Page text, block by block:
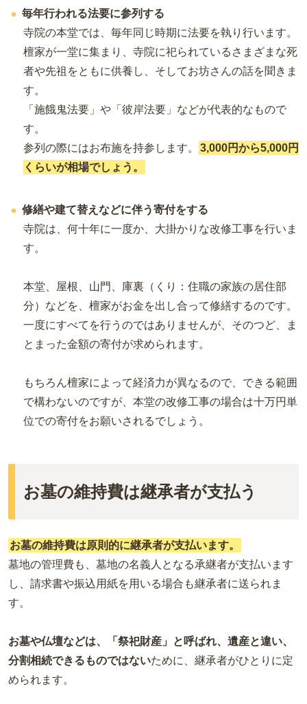
毎年行われる法要に参列する
寺院の本堂では、毎年同じ時期に法要を執り行います。
檀家が一堂に集まり、寺院に祀られているさまざまな死
者や先祖をともに供養し、そしてお坊さんの話を聞きま
す。
「施餓鬼法要」や「彼岸法要」などが代表的なもので
す。
参列の際にはお布施を持参します。
3,000円から5,000円
くらいが相場でしょう。
修繕や建て替えなどに伴う寄付をする
寺院は、何十年に一度か、大掛かりな改修工事を行いま
す。
本堂、屋根、山門、庫裏（くり：住職の家族の居住部
分）などを、檀家がお金を出し合って修繕するのです。
一度にすべてを行うのではありませんが、そのつど、ま
とまった金額の寄付が求められます。
もちろん檀家によって経済力が異なるので、できる範囲
で構わないのですが、本堂の改修工事の場合は十万円単
位での寄付をお願いされるでしょう。
お墓の維持費は継承者が支払う
お墓の維持費は原則的に継承者が支払います。
墓地の管理費も、墓地の名義人となる承継者が支払います
し、請求書や振込用紙を用いる場合も継承者に送られま
す。
お墓や仏壇などは、「祭祀財産」と呼ばれ、遺産と違い、
分割相続できるものではないために、継承者がひとりに定
められます。